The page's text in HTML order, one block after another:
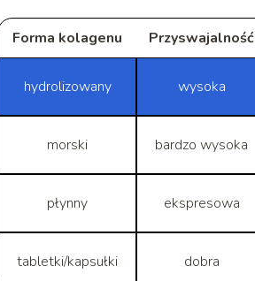
Forma kolagenu Przyswajalność
hydrolizowany wysoka
morski bardzo wysoka
płynny ekspresowa
tabletki/kapsułki dobra